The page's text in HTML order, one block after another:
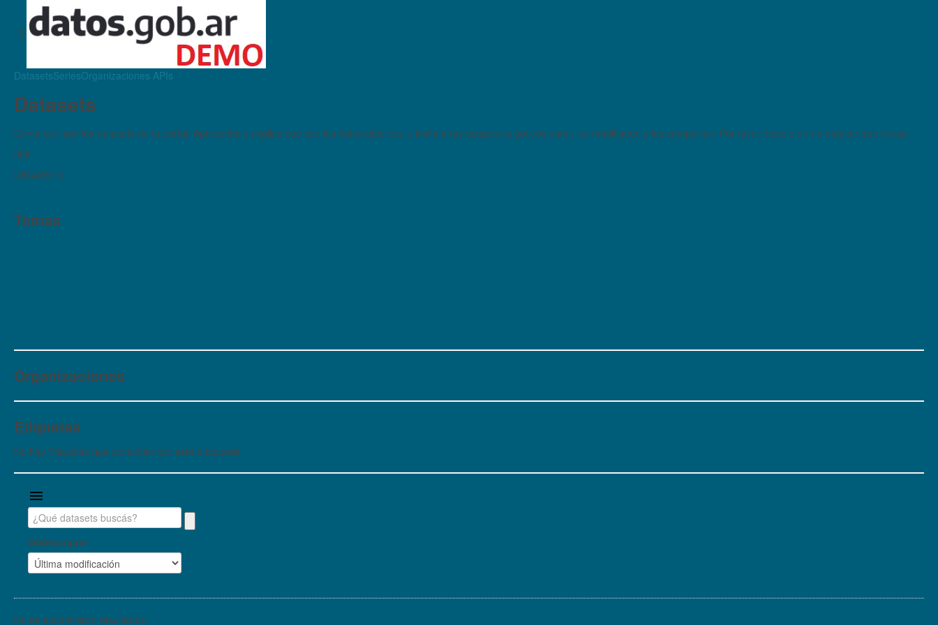
DatasetsSeriesOrganizaciones APIs
Datasets
Contá qué son los datasets de tu portal. Aprovechá y explicá qué son los datos abiertos, e invitá a tus usuarios a que los usen, los modifiquen y los compartan. Por favor, hacelo en no más de tres líneas.
308
DATASETS
Temas
Organizaciones
Etiquetas
No hay Etiquetas que coincidan con esta búsqueda
Ordenar por
No se encontraron resultados